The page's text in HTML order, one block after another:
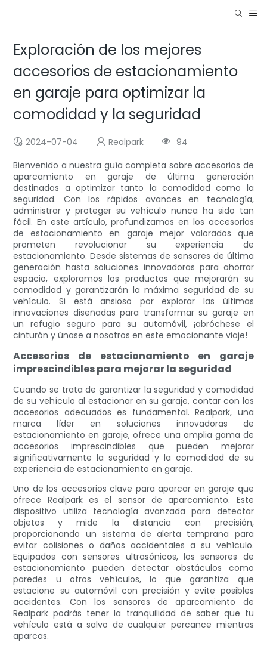
Exploración de los mejores
accesorios de estacionamiento
en garaje para optimizar la
comodidad y la seguridad
2024-07-04 Realpark
94
Bienvenido a nuestra guía completa sobre accesorios de
aparcamiento en garaje de última generación
destinados a optimizar tanto la comodidad como la
seguridad. Con los rápidos avances en tecnología,
administrar y proteger su vehículo nunca ha sido tan
fácil. En este artículo, profundizamos en los accesorios
de estacionamiento en garaje mejor valorados que
prometen revolucionar su experiencia de
estacionamiento. Desde sistemas de sensores de última
generación hasta soluciones innovadoras para ahorrar
espacio, exploramos los productos que mejorarán su
comodidad y garantizarán la máxima seguridad de su
vehículo. Si está ansioso por explorar las últimas
innovaciones diseñadas para transformar su garaje en
un refugio seguro para su automóvil, ¡abróchese el
cinturón y únase a nosotros en este emocionante viaje!
Accesorios de estacionamiento en garaje
imprescindibles para mejorar la seguridad
Cuando se trata de garantizar la seguridad y comodidad
de su vehículo al estacionar en su garaje, contar con los
accesorios adecuados es fundamental. Realpark, una
marca líder en soluciones innovadoras de
estacionamiento en garaje, ofrece una amplia gama de
accesorios imprescindibles que pueden mejorar
significativamente la seguridad y la comodidad de su
experiencia de estacionamiento en garaje.
Uno de los accesorios clave para aparcar en garaje que
ofrece Realpark es el sensor de aparcamiento. Este
dispositivo utiliza tecnología avanzada para detectar
objetos y mide la distancia con precisión,
proporcionando un sistema de alerta temprana para
evitar colisiones o daños accidentales a su vehículo.
Equipados con sensores ultrasónicos, los sensores de
estacionamiento pueden detectar obstáculos como
paredes u otros vehículos, lo que garantiza que
estacione su automóvil con precisión y evite posibles
accidentes. Con los sensores de aparcamiento de
Realpark podrás tener la tranquilidad de saber que tu
vehículo está a salvo de cualquier percance mientras
aparcas.